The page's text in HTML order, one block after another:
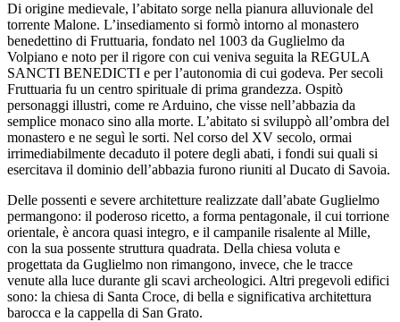
Di origine medievale, l’abitato sorge nella pianura alluvionale del
torrente Malone. L’insediamento si formò intorno al monastero
benedettino di Fruttuaria, fondato nel 1003 da Guglielmo da
Volpiano e noto per il rigore con cui veniva seguita la REGULA
SANCTI BENEDICTI e per l’autonomia di cui godeva. Per secoli
Fruttuaria fu un centro spirituale di prima grandezza. Ospitò
personaggi illustri, come re Arduino, che visse nell’abbazia da
semplice monaco sino alla morte. L’abitato si sviluppò all’ombra del
monastero e ne seguì le sorti. Nel corso del XV secolo, ormai
irrimediabilmente decaduto il potere degli abati, i fondi sui quali si
esercitava il dominio dell’abbazia furono riuniti al Ducato di Savoia.
Delle possenti e severe architetture realizzate dall’abate Guglielmo
permangono: il poderoso ricetto, a forma pentagonale, il cui torrione
orientale, è ancora quasi integro, e il campanile risalente al Mille,
con la sua possente struttura quadrata. Della chiesa voluta e
progettata da Guglielmo non rimangono, invece, che le tracce
venute alla luce durante gli scavi archeologici. Altri pregevoli edifici
sono: la chiesa di Santa Croce, di bella e significativa architettura
barocca e la cappella di San Grato.